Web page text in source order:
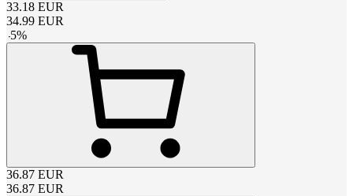
33.18 EUR
34.99 EUR
-5%
36.87 EUR
36.87 EUR